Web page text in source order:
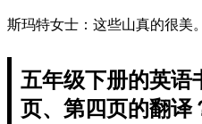
斯玛特女士：这些山真的很美。
五年级下册的英语
页、第四页的翻译